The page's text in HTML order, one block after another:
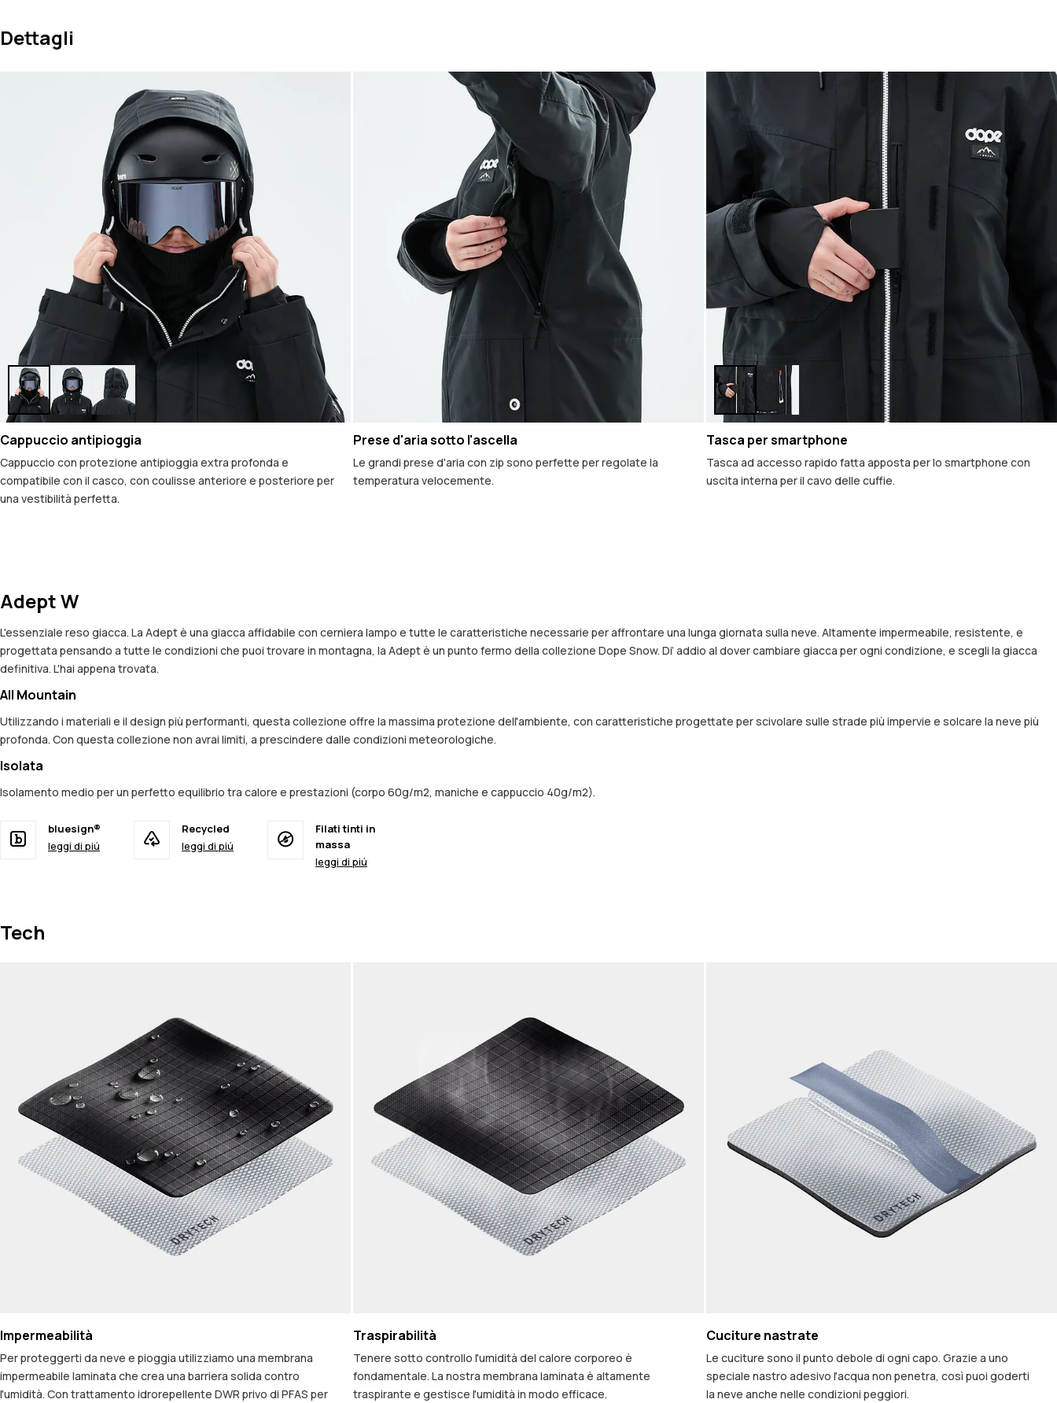
Dettagli
Cappuccio antipioggia
Cappuccio con protezione antipioggia extra profonda e
compatibile con il casco, con coulisse anteriore e posteriore per
una vestibilità perfetta.
Prese d'aria sotto l'ascella
Le grandi prese d'aria con zip sono perfette per regolate la
temperatura velocemente.
Tasca per smartphone
Tasca ad accesso rapido fatta apposta per lo smartphone con
uscita interna per il cavo delle cuffie.
Adept W
L'essenziale reso giacca. La Adept è una giacca affidabile con cerniera lampo e tutte le caratteristiche necessarie per affrontare una lunga giornata sulla neve. Altamente impermeabile, resistente, e
progettata pensando a tutte le condizioni che puoi trovare in montagna, la Adept è un punto fermo della collezione Dope Snow. Di’ addio al dover cambiare giacca per ogni condizione, e scegli la giacca
definitiva. L'hai appena trovata.
All Mountain
Utilizzando i materiali e il design più performanti, questa collezione offre la massima protezione dell'ambiente, con caratteristiche progettate per scivolare sulle strade più impervie e solcare la neve più
profonda. Con questa collezione non avrai limiti, a prescindere dalle condizioni meteorologiche.
Isolata
Isolamento medio per un perfetto equilibrio tra calore e prestazioni (corpo 60g/m2, maniche e cappuccio 40g/m2).
bluesign®
leggi di piú
Recycled
leggi di piú
Filati tinti in
massa
leggi di piú
Tech
Impermeabilità
Per proteggerti da neve e pioggia utilizziamo una membrana
impermeabile laminata che crea una barriera solida contro
l'umidità. Con trattamento idrorepellente DWR privo di PFAS per
Traspirabilità
Tenere sotto controllo l'umidità del calore corporeo è
fondamentale. La nostra membrana laminata è altamente
traspirante e gestisce l'umidità in modo efficace.
Cuciture nastrate
Le cuciture sono il punto debole di ogni capo. Grazie a uno
speciale nastro adesivo l'acqua non penetra, così puoi goderti
la neve anche nelle condizioni peggiori.